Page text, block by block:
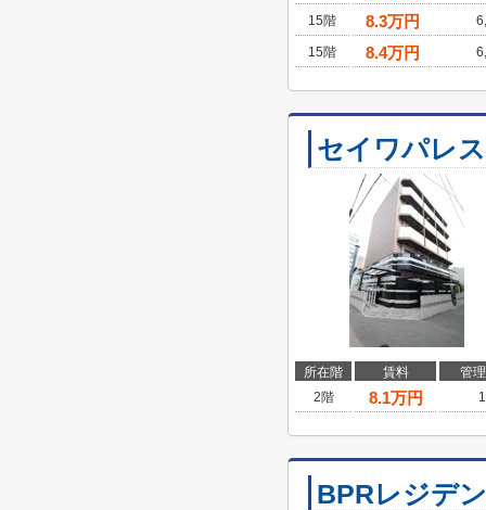
15階 8.3万円
15階 8.4万円
セイワパレ
所在階 賃料
管
2階
8.1万円
BPRレジデ